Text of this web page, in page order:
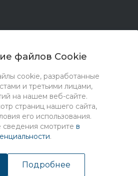
файлов Cookie
cookie, разработанные
и третьими лицами,
на нашем веб-сайте.
страниц нашего сайта,
его использования.
смотрите в
.
Подробнее